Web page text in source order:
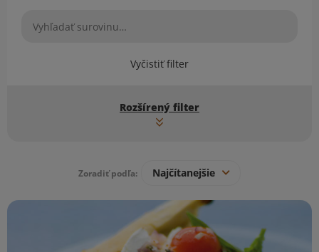
Vyčistiť filter
Rozšírený filter
Zoradiť podľa: Najčítanejšie
Zoznam receptov